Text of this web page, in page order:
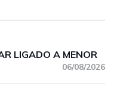
LIGADO A MENOR
06/08/2026